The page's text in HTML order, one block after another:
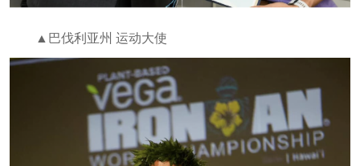
▲巴伐利亚州 运动大使